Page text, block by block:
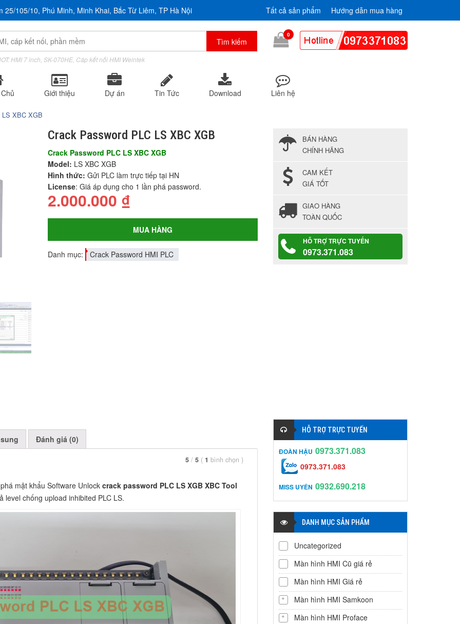
105/10, Phú Minh, Minh Khai, Bắc Từ Liêm, TP Hà Nội Tất cả sản phẩm Hướng dẫn mua hàng
HMI 7 inch, SK-070HE, Cáp kết nối HMI Weintek
0
Giới thiệu Dự án Tin Tức Download Liên hệ
XBC XGB
Crack Password PLC LS XBC XGB
Crack Password PLC LS XBC XGB
Model: LS XBC XGB
Hình thức: Gửi PLC làm trực tiếp tại HN
License: Giá áp dụng cho 1 lần phá password.
2.000.000 ₫
MUA HÀNG
Danh mục: Crack Password HMI PLC
BÁN HÀNG
CHÍNH HÃNG
CAM KẾT
GIÁ TỐT
GIAO HÀNG
TOÀN QUỐC
HỖ TRỢ TRỰC TUYẾN
0973.371.083
Đánh giá (0)
5 / 5 ( 1 bình chọn )
mật khẩu Software Unlock crack password PLC LS XGB XBC Tool
level chống upload inhibited PLC LS.
HỖ TRỢ TRỰC TUYẾN
ĐOÀN HẬU 0973.371.083
0973.371.083
MISS UYÊN 0932.690.218
DANH MỤC SẢN PHẨM
Uncategorized
Màn hình HMI Cũ giá rẻ
Màn hình HMI Giá rẻ
Màn hình HMI Samkoon
Màn hình HMI Proface